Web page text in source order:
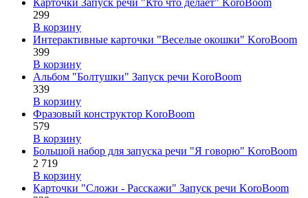
Карточки Запуск речи "Кто что делает" KoroBoom
299
В корзину
Интерактивные карточки "Веселые окошки" KoroBoom
399
В корзину
Альбом "Болтушки" Запуск речи KoroBoom
339
В корзину
Фразовый конструктор KoroBoom
579
В корзину
Большой набор для запуска речи "Я говорю" KoroBoom
2 719
В корзину
Карточки "Сложи - Расскажи" Запуск речи KoroBoom